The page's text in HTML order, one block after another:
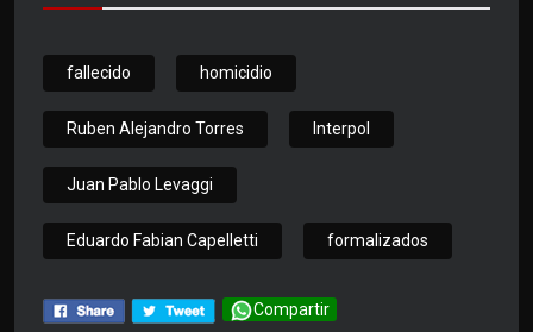
fallecido homicidio
Ruben Alejandro Torres Interpol
Juan Pablo Levaggi
Eduardo Fabian Capelletti formalizados
Compartir